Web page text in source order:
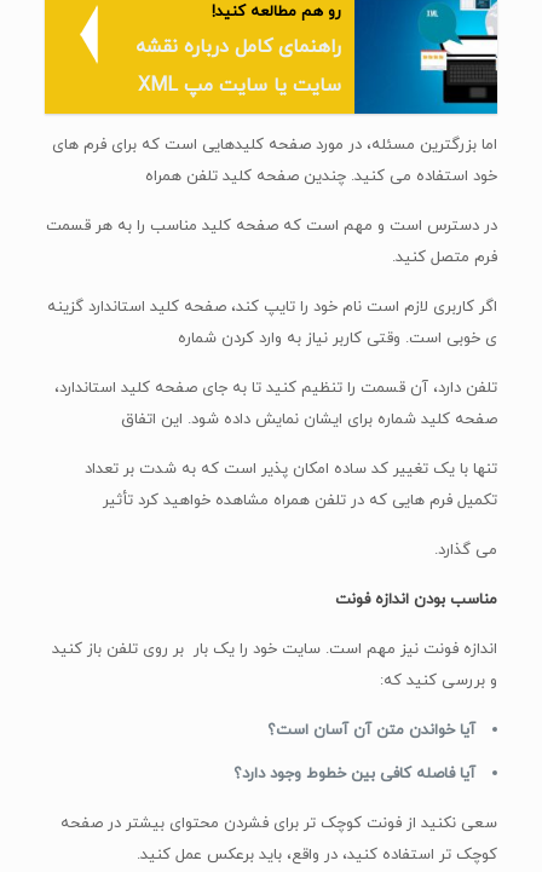
رو هم مطالعه کنید!
راهنمای کامل درباره نقشه
سایت یا سایت مپ XML
اما بزرگترین مسئله، در مورد صفحه کلیدهایی است که برای فرم های
خود استفاده می کنید. چندین صفحه کلید تلفن همراه
در دسترس است و مهم است که صفحه کلید مناسب را به هر قسمت
فرم متصل کنید.
اگر کاربری لازم است نام خود را تایپ کند، صفحه کلید استاندارد گزینه
ی خوبی است. وقتی کاربر نیاز به وارد کردن شماره
تلفن دارد، آن قسمت را تنظیم کنید تا به جای صفحه کلید استاندارد،
صفحه کلید شماره برای ایشان نمایش داده شود. این اتفاق
تنها با یک تغییر کد ساده امکان پذیر است که به شدت بر تعداد
تکمیل فرم هایی که در تلفن همراه مشاهده خواهید کرد تأثیر
می گذارد.
مناسب بودن اندازه فونت
اندازه فونت نیز مهم است. سایت خود را یک بار بر روی تلفن باز کنید
و بررسی کنید که:
آیا خواندن متن آن آسان است؟
آیا فاصله کافی بین خطوط وجود دارد؟
سعی نکنید از فونت کوچک تر برای فشردن محتوای بیشتر در صفحه
کوچک تر استفاده کنید، در واقع، باید برعکس عمل کنید.